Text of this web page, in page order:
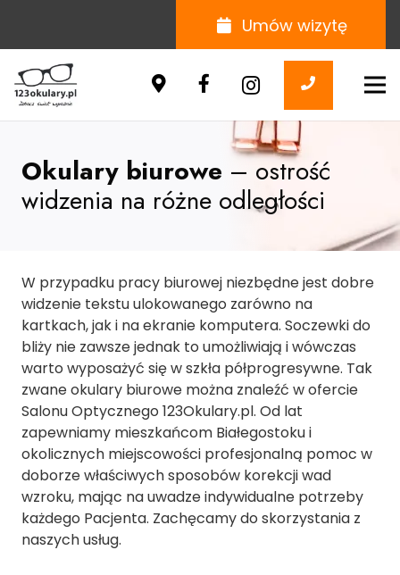
Umów wizytę
Okulary biurowe – ostrość
widzenia na różne odległości
W przypadku pracy biurowej niezbędne jest dobre
widzenie tekstu ulokowanego zarówno na
kartkach, jak i na ekranie komputera. Soczewki do
bliży nie zawsze jednak to umożliwiają i wówczas
warto wyposażyć się w szkła półprogresywne. Tak
zwane okulary biurowe można znaleźć w ofercie
Salonu Optycznego 123Okulary.pl. Od lat
zapewniamy mieszkańcom Białegostoku i
okolicznych miejscowości profesjonalną pomoc w
doborze właściwych sposobów korekcji wad
wzroku, mając na uwadze indywidualne potrzeby
każdego Pacjenta. Zachęcamy do skorzystania z
naszych usług.